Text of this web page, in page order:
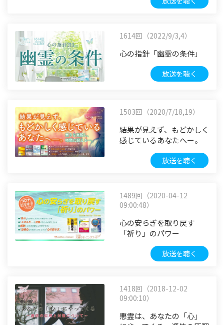
1614回（2022/9/3,4）
心の指針「幽霊の条件」
放送を聴く
1503回（2020/7/18,19）
結果が見えず、もどかしく
感じているあなたへー。
放送を聴く
1489回（2020-04-12
09:00:48）
心の安らぎを取り戻す
「祈り」のパワー
放送を聴く
1418回（2018-12-02
09:00:10）
悪霊は、あなたの「心」